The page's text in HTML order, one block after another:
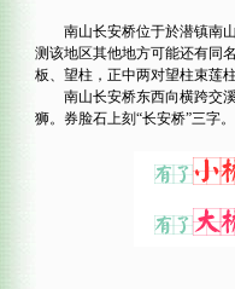
南山长安桥位于於潜镇南山
测该地区其他地方可能还有同
板、望柱，正中两对望柱束莲
南山长安桥东西向横跨交溪
狮。券脸石上刻“长安桥”三字。